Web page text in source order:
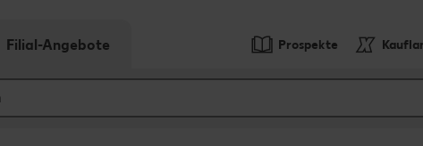
Prospekte
Filial-Angebote